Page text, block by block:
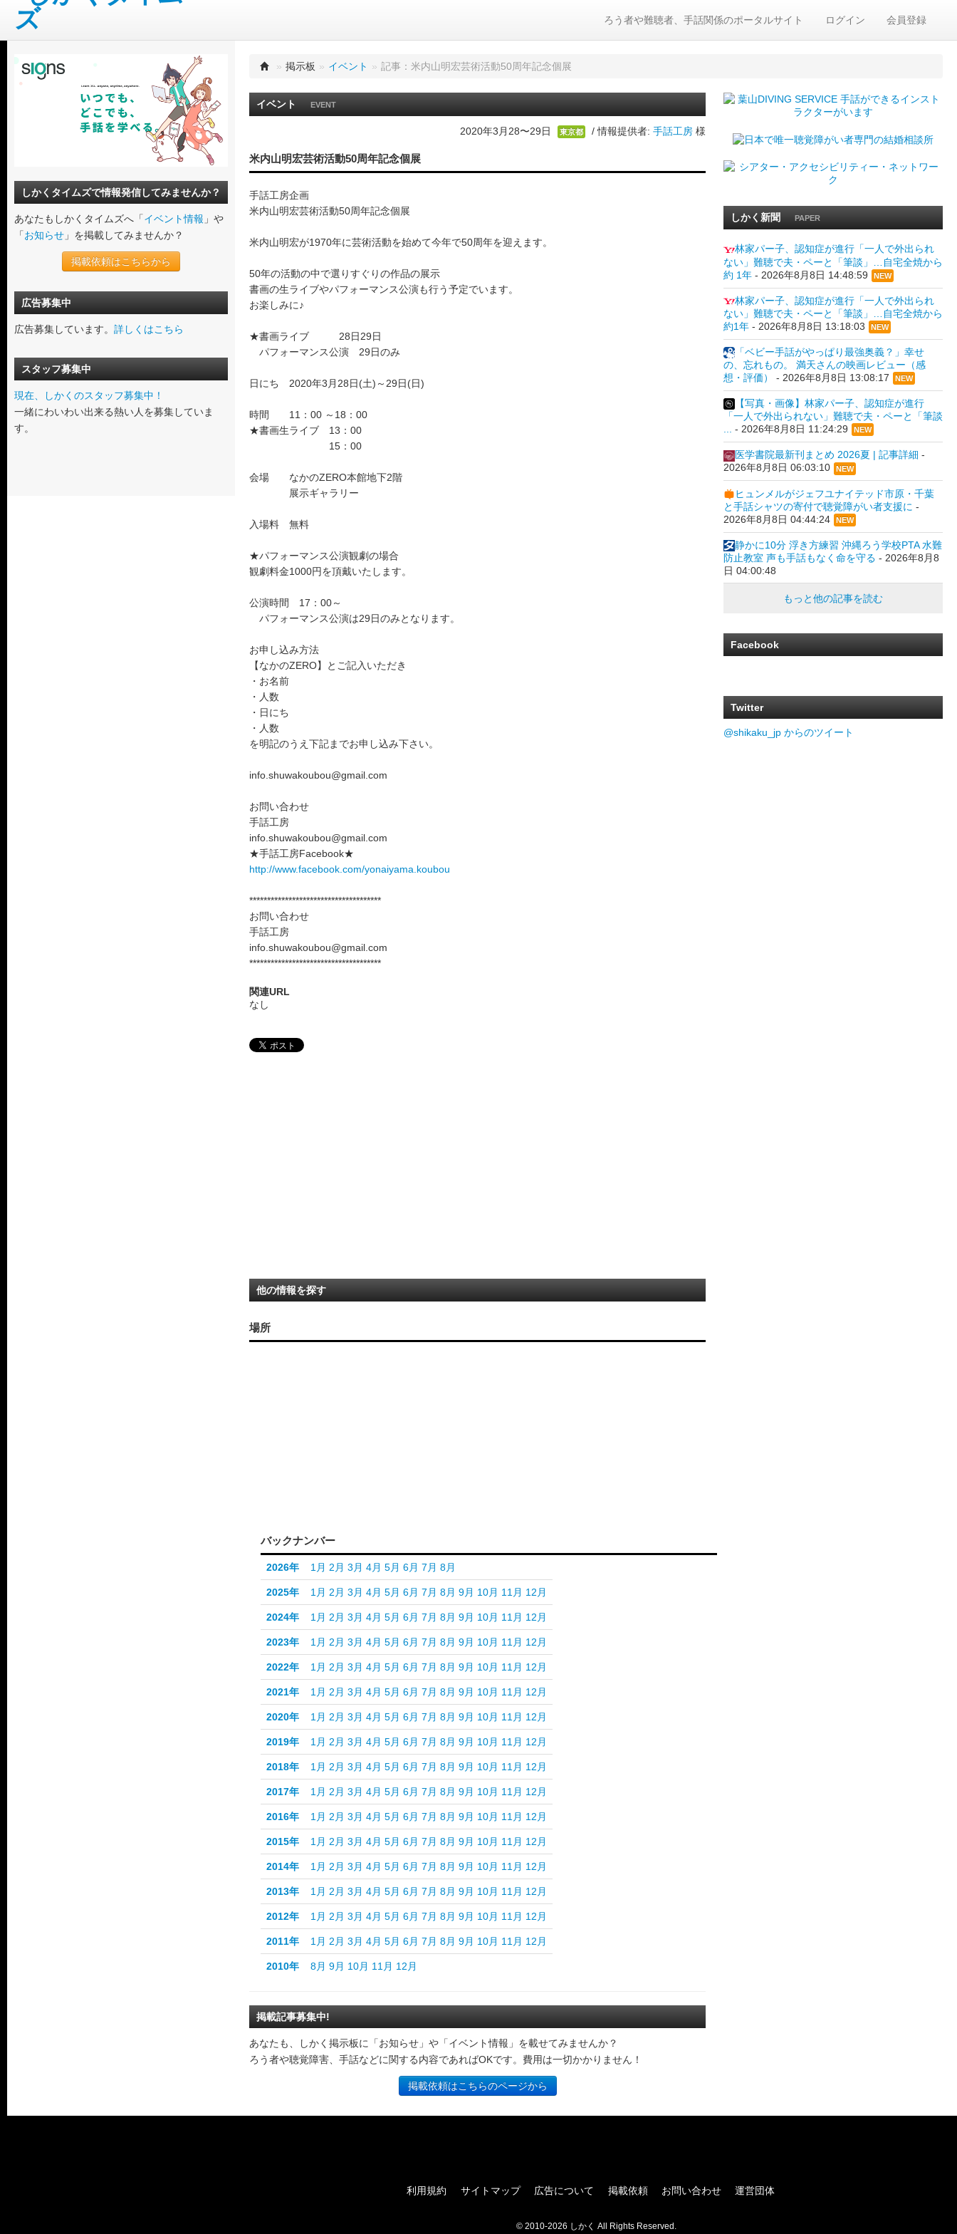
ログイン 会員登録
ろう者や難聴者、手話関係のポータルサイト
しかくタイムズで情報発信してみませんか？
あなたもしかくタイムズへ「イベント情報 」や
「お知らせ 」を掲載してみませんか？
掲載依頼はこちらから
広告募集中
広告募集しています。 詳しくはこちら
スタッフ募集中
現在、しかくのスタッフ募集中！
一緒にわいわい出来る熱い人を募集していま
す。
» 掲示板 » イベント » 記事：米内山明宏芸術活動50周年記念個展
イベント EVENT
2020年3月28〜29日 東京都 / 情報提供者: 手話工房 様
米内山明宏芸術活動50周年記念個展
手話工房企画
米内山明宏芸術活動50周年記念個展
米内山明宏が1970年に芸術活動を始めて今年で50周年を迎えます。
50年の活動の中で選りすぐりの作品の展示
書画の生ライブやパフォーマンス公演も行う予定でいます。
お楽しみに♪
★書画ライブ 28日29日
パフォーマンス公演 29日のみ
日にち 2020年3月28日(土)～29日(日)
時間 11：00 ～18：00
★書画生ライブ 13：00
15：00
会場 なかのZERO本館地下2階
展示ギャラリー
入場料 無料
★パフォーマンス公演観劇の場合
観劇料金1000円を頂戴いたします。
公演時間 17：00～
パフォーマンス公演は29日のみとなります。
お申し込み方法
【なかのZERO】とご記入いただき
・お名前
・人数
・日にち
・人数
を明記のうえ下記までお申し込み下さい。
info.shuwakoubou@gmail.com
お問い合わせ
手話工房
info.shuwakoubou@gmail.com
★手話工房Facebook★
http://www.facebook.com/yonaiyama.koubou
*************************************
お問い合わせ
手話工房
info.shuwakoubou@gmail.com
*************************************
関連URL
なし
他の情報を探す
場所
バックナンバー
2026年 1月 2月 3月 4月 5月 6月 7月 8月
2025年 1月 2月 3月 4月 5月 6月 7月 8月 9月 10月 11月 12月
2024年 1月 2月 3月 4月 5月 6月 7月 8月 9月 10月 11月 12月
2023年 1月 2月 3月 4月 5月 6月 7月 8月 9月 10月 11月 12月
2022年 1月 2月 3月 4月 5月 6月 7月 8月 9月 10月 11月 12月
2021年 1月 2月 3月 4月 5月 6月 7月 8月 9月 10月 11月 12月
2020年 1月 2月 3月 4月 5月 6月 7月 8月 9月 10月 11月 12月
2019年 1月 2月 3月 4月 5月 6月 7月 8月 9月 10月 11月 12月
2018年 1月 2月 3月 4月 5月 6月 7月 8月 9月 10月 11月 12月
2017年 1月 2月 3月 4月 5月 6月 7月 8月 9月 10月 11月 12月
2016年 1月 2月 3月 4月 5月 6月 7月 8月 9月 10月 11月 12月
2015年 1月 2月 3月 4月 5月 6月 7月 8月 9月 10月 11月 12月
2014年 1月 2月 3月 4月 5月 6月 7月 8月 9月 10月 11月 12月
2013年 1月 2月 3月 4月 5月 6月 7月 8月 9月 10月 11月 12月
2012年 1月 2月 3月 4月 5月 6月 7月 8月 9月 10月 11月 12月
2011年 1月 2月 3月 4月 5月 6月 7月 8月 9月 10月 11月 12月
2010年 8月 9月 10月 11月 12月
掲載記事募集中!
あなたも、しかく掲示板に「お知らせ」や「イベント情報」を載せてみませんか？
ろう者や聴覚障害、手話などに関する内容であればOKです。費用は一切かかりません！
掲載依頼はこちらのページから
しかく新聞 PAPER
林家パー子、認知症が進行「一人で外出られ
ない」難聴で夫・ペーと「筆談」…自宅全焼から
約 1年- 2026年8月8日 14:48:59 NEW
林家パー子、認知症が進行「一人で外出られ
ない」難聴で夫・ペーと「筆談」…自宅全焼から
約1年- 2026年8月8日 13:18:03 NEW
「ベビー手話がやっぱり最強奥義？」幸せ
の、忘れもの。 満天さんの映画レビュー（感
想・評価）
- 2026年8月8日 13:08:17 NEW
【写真・画像】林家パー子、認知症が進行
「一人で外出られない」難聴で夫・ペーと「筆談
... - 2026年8月8日 11:24:29 NEW
医学書院最新刊まとめ 2026夏 | 記事詳細 -
2026年8月8日 06:03:10
NEW
ヒュンメルがジェフユナイテッド市原・千葉
と手話シャツの寄付で聴覚障がい者支援に -
2026年8月8日 04:44:24
NEW
静かに10分 浮き方練習 沖縄ろう学校PTA 水難
防止教室 声も手話もなく命を守る - 2026年8月8
日 04:00:48
もっと他の記事を読む
Facebook
Twitter
@shikaku_jp からのツイート
利用規約 サイトマップ 広告について 掲載依頼 お問い合わせ 運営団体
© 2010-2026 しかく All Rights Reserved.